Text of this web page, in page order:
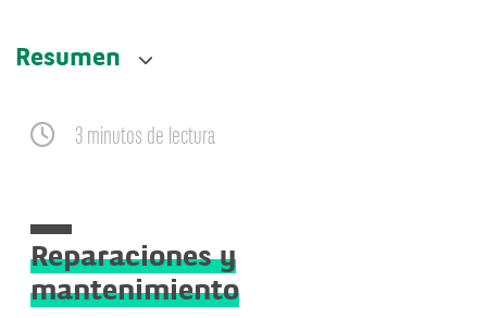
3 minutos de lectura
Reparaciones y
mantenimiento
Resumen